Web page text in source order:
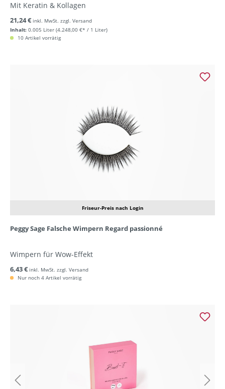
Mit Keratin & Kollagen
Inhalt: 0.005 Liter (4.248,00 €* / 1 Liter)
21,24 € inkl. MwSt. zzgl. Versand
10 Artikel vorrätig
Friseur-Preis nach Login
Peggy Sage Falsche Wimpern Regard passionné
Wimpern für Wow-Effekt
6,43 € inkl. MwSt. zzgl. Versand
Nur noch 4 Artikel vorrätig